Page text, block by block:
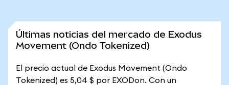
Últimas noticias del mercado de Exodus
Movement (Ondo Tokenized)
El precio actual de Exodus Movement (Ondo
Tokenized) es 5,04 $ por EXODon. Con un